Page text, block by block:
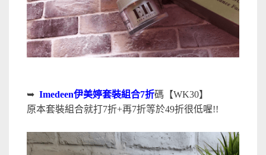
➥ Imedeen伊美婷套裝組合7折碼【WK30】
原本套裝組合就打7折+再7折等於49折很低喔!!